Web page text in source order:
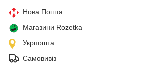
Нова Пошта
Магазини Rozetka
Укрпошта
Самовивіз